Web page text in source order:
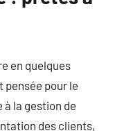
en quelques
pensée pour le
à la gestion de
des clients,